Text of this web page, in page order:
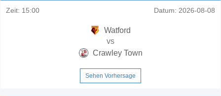
Zeit: 15:00 Datum: 2026-08-08
Watford
vs
Crawley Town
Sehen Vorhersage